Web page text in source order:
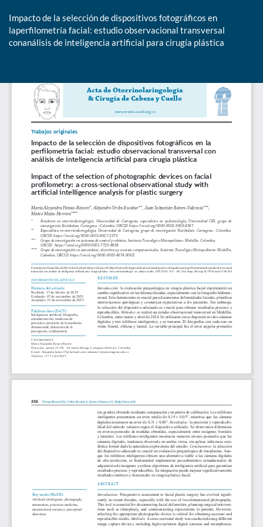
Impacto de la selección de dispositivos fotográficos en
laperfilometría facial: estudio observacional transversal
conanálisis de inteligencia artificial para cirugía plástica